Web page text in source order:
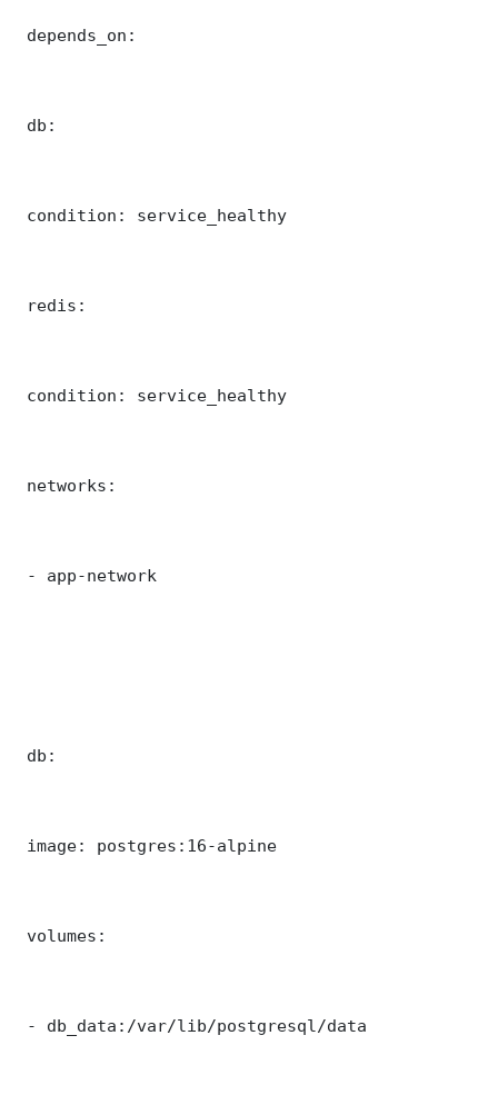
depends_on:
db:
condition: service_healthy
redis:
condition: service_healthy
networks:
- app-network
db:
image: postgres:16-alpine
volumes:
- db_data:/var/lib/postgresql/data